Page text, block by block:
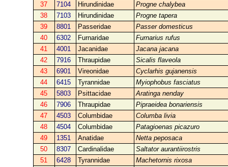
37
7104 Hirundinidae
Progne chalybea
38
7103 Hirundinidae
Progne tapera
39
8801 Passeridae
Passer domesticus
40
6302 Furnaridae
Furnarius rufus
41
4001 Jacanidae
Jacana jacana
42
7916 Thraupidae
Sicalis flaveola
43
6901 Vireonidae
Cyclarhis gujanensis
44
6415 Tyrannidae
Myiophobus fasciatus
45
5803 Psittacidae
Aratinga nenday
46
7906 Thraupidae
Pipraeidea bonariensis
47
4503 Columbidae
Columba livia
48
4504 Columbidae
Patagioenas picazuro
49
1351 Anatidae
Netta peposaca
50
8307 Cardinalidae
Saltator aurantiirostris
51
6428 Tyrannidae
Machetornis rixosa